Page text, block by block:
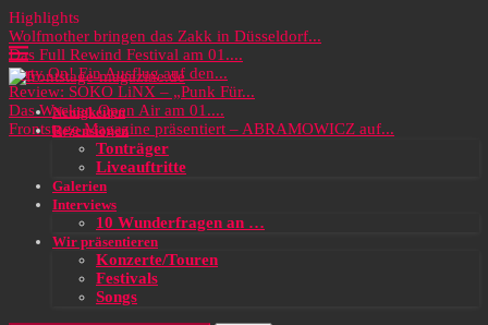
Highlights
Wolfmother bringen das Zakk in Düsseldorf...
Das Full Rewind Festival am 01....
Party On! Ein Ausflug auf den...
Review: SOKO LiNX – „Punk Für...
Das Wacken Open Air am 01....
Frontstage Magazine präsentiert – ABRAMOWICZ auf...
Neuigkeiten
Rezensionen
Tonträger
Liveauftritte
Galerien
Interviews
10 Wunderfragen an …
Wir präsentieren
Konzerte/Touren
Festivals
Songs